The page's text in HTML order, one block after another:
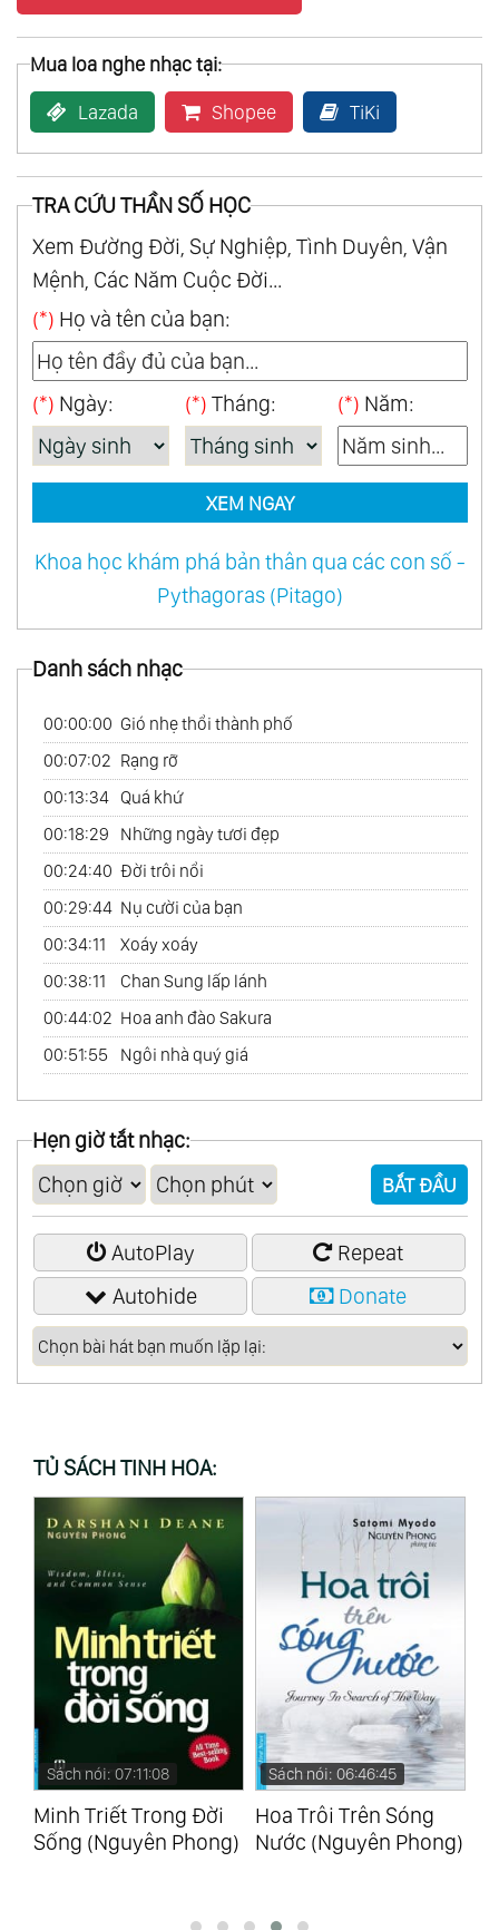
Mua loa nghe nhạc tại:
Lazada Shopee TiKi
TRA CỨU THẦN SỐ HỌC
Xem Đường Đời, Sự Nghiệp, Tình Duyên, Vận
Mệnh, Các Năm Cuộc Đời...
(*) Họ và tên của bạn:
(*) Ngày: (*) Tháng: (*) Năm:
XEM NGAY
Khoa học khám phá bản thân qua các con số -
Pythagoras (Pitago)
Danh sách nhạc
00:00:00 Gió nhẹ thổi thành phố
00:07:02 Rạng rỡ
00:13:34 Quá khứ
00:18:29
Những ngày tươi đẹp
00:24:40 Đời trôi nổi
00:29:44 Nụ cười của bạn
00:34:11
Xoáy xoáy
00:38:11
Chan Sung lấp lánh
00:44:02 Hoa anh đào Sakura
00:51:55
Ngôi nhà quý giá
Hẹn giờ tắt nhạc:
BẮT ĐẦU
AutoPlay
Repeat
Autohide
Donate
TỦ SÁCH TINH HOA:
Sách nói: 06:46:45
Hoa Trôi Trên Sóng
Nước (Nguyên Phong)
Sách nói: 02:32:53
Thông Điệp Của Nước
(Masaru Emoto)